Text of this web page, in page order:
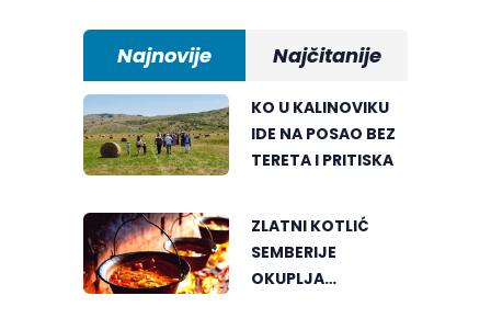
Najnovije Najčitanije
KO U KALINOVIKU
IDE NA POSAO BEZ
TERETA I PRITISKA
ZLATNI KOTLIĆ
SEMBERIJE
OKUPLJA